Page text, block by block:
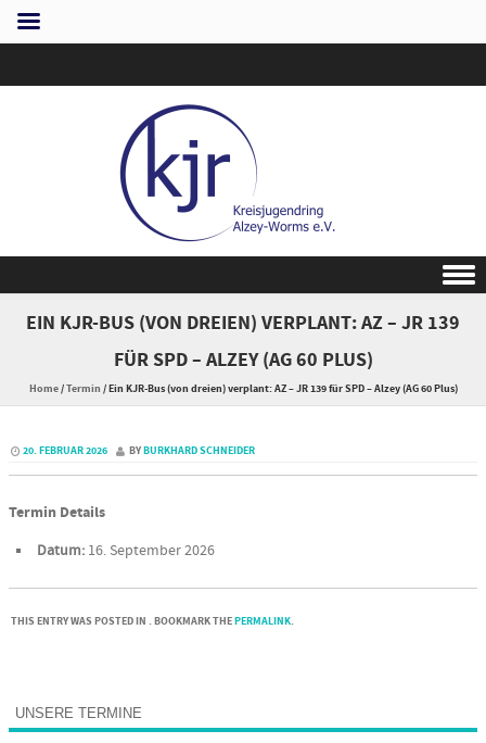
EIN KJR-BUS (VON DREIEN) VERPLANT: AZ – JR 139
FÜR SPD – ALZEY (AG 60 PLUS)
Home/Termin /Ein KJR-Bus (von dreien) verplant: AZ – JR 139 für SPD – Alzey (AG 60 Plus)
20. FEBRUAR 2026 BYBURKHARD SCHNEIDER
Termin Details
Datum: 16. September 2026
THIS ENTRY WAS POSTED IN . BOOKMARK THEPERMALINK.
Post navigation
UNSERE TERMINE